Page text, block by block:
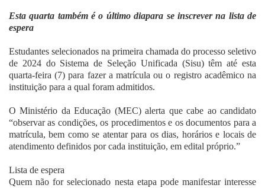
Esta quarta também é o último diapara se inscrever na lista de
espera
Estudantes selecionados na primeira chamada do processo seletivo
de 2024 do Sistema de Seleção Unificada (Sisu) têm até esta
quarta-feira (7) para fazer a matrícula ou o registro acadêmico na
instituição para a qual foram admitidos.
O Ministério da Educação (MEC) alerta que cabe ao candidato
“observar as condições, os procedimentos e os documentos para a
matrícula, bem como se atentar para os dias, horários e locais de
atendimento definidos por cada instituição, em edital próprio.”
Lista de espera
Quem não for selecionado nesta etapa pode manifestar interesse